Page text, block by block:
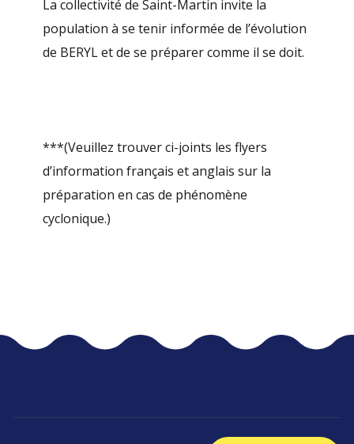
La collectivité de Saint-Martin invite la
population à se tenir informée de l’évolution
de BERYL et de se préparer comme il se doit.
***(Veuillez trouver ci-joints les flyers
d’information français et anglais sur la
préparation en cas de phénomène
cyclonique.)